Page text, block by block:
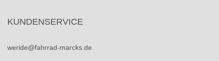
KUNDENSERVICE
weride@fahrrad-marcks.de